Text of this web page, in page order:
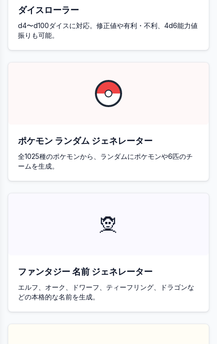
ダイスローラー
d4〜d100ダイスに対応。修正値や有利・不利、4d6能力値
振りも可能。
ポケモン ランダム ジェネレーター
全1025種のポケモンから、ランダムにポケモンや6匹のチ
ームを生成。
🧝
ファンタジー 名前 ジェネレーター
エルフ、オーク、ドワーフ、ティーフリング、ドラゴンな
どの本格的な名前を生成。